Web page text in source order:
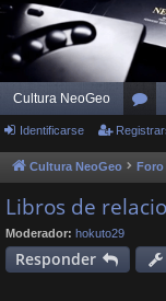
Cultura NeoGeo
or
os
Identificarse
Cultura NeoGeo Foro
Libros de
Moderador: hokuto29
Responder